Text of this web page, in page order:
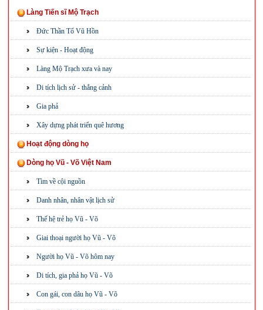
Làng Tiến sĩ Mộ Trạch
Đức Thần Tổ Vũ Hồn
Sự kiện - Hoạt động
Làng Mộ Trạch xưa và nay
Di tích lịch sử - thắng cảnh
Gia phả
Xây dựng phát triển quê hương
Hoạt động dòng họ
Dòng họ Vũ - Võ Việt Nam
Tìm về cội nguồn
Danh nhân, nhân vật lịch sử
Thế hệ trẻ họ Vũ - Võ
Giai thoại người họ Vũ - Võ
Người họ Vũ - Võ hôm nay
Di tích, gia phả họ Vũ - Võ
Con gái, con dâu họ Vũ - Võ